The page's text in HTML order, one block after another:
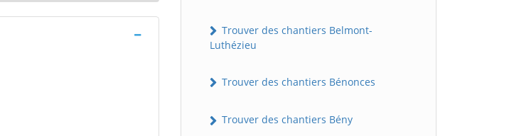
Trouver des chantiers Belmont-
Luthézieu
Trouver des chantiers Bénonces
Trouver des chantiers Bény